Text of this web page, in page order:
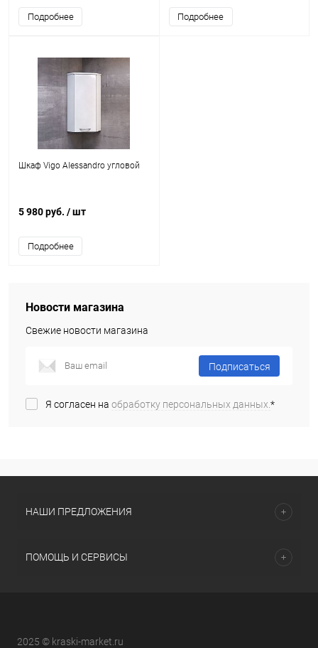
Подробнее Подробнее
Шкаф Vigo Alessandro угловой
5 980 руб. / шт
Подробнее
Новости магазина
Свежие новости магазина
Подписаться
Я согласен на обработку персональных данных.*
НАШИ ПРЕДЛОЖЕНИЯ
ПОМОЩЬ И СЕРВИСЫ
2025 © kraski-market.ru